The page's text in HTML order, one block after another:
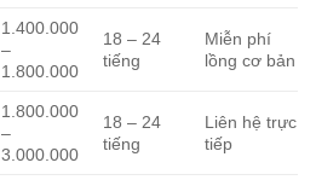
1.400.000
–
1.800.000
18 – 24
tiếng
Miễn phí
lồng cơ bản
1.800.000
–
3.000.000
18 – 24
tiếng
Liên hệ trực
tiếp